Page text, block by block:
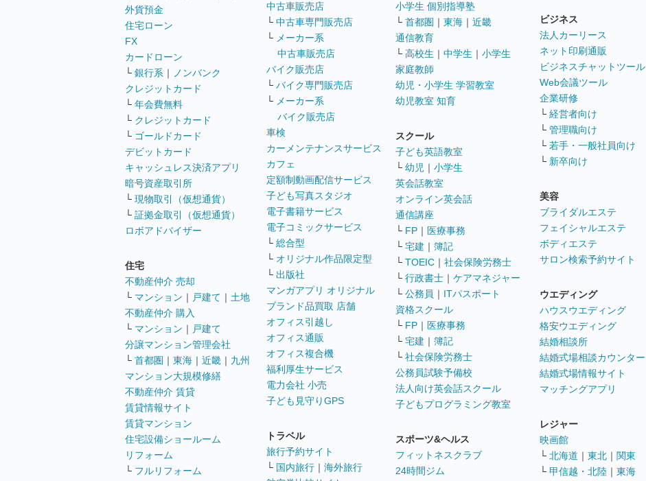
外貨預金
住宅ローン
FX
カードローン
└ 銀行系 ｜
ノンバンク
クレジットカード
└ 年会費無料
└ クレジットカード
└ ゴールドカード
デビットカード
キャッシュレス決済アプリ
暗号資産取引所
└ 現物取引（仮想通貨）
└ 証拠金取引（仮想通貨）
ロボアドバイザー
住宅
不動産仲介 売却
└ マンション ｜ 戸建て ｜ 土地
不動産仲介 購入
└ マンション ｜ 戸建て
分譲マンション管理会社
└ 首都圏 ｜ 東海 ｜ 近畿 ｜ 九州
マンション大規模修繕
不動産仲介 賃貸
賃貸情報サイト
賃貸マンション
住宅設備ショールーム
リフォーム
└ フルリフォーム
中古車販売店
└ 中古車専門販売店
└ メーカー系
中古車販売店
バイク販売店
└ バイク専門販売店
└ メーカー系
バイク販売店
車検
カーメンテナンスサービス
カフェ
定額制動画配信サービス
子ども写真スタジオ
電子書籍サービス
電子コミックサービス
└ 総合型
└ オリジナル作品限定型
└ 出版社
マンガアプリ オリジナル
ブランド品買取 店舗
オフィス引越し
オフィス通販
オフィス複合機
福利厚生サービス
電力会社 小売
子ども見守りGPS
トラベル
旅行予約サイト
└ 国内旅行 ｜ 海外旅行
小学生 個別指導塾
└ 首都圏 ｜ 東海 ｜ 近畿
通信教育
└ 高校生 ｜ 中学生 ｜ 小学生
家庭教師
幼児・小学生 学習教室
幼児教室 知育
スクール
子ども英語教室
└ 幼児 ｜ 小学生
英会話教室
オンライン英会話
通信講座
└ FP ｜ 医療事務
└ 宅建 ｜ 簿記
└ TOEIC ｜ 社会保険労務士
└ 行政書士 ｜ ケアマネジャー
└ 公務員 ｜ ITパスポート
資格スクール
└ FP ｜ 医療事務
└ 宅建 ｜ 簿記
└ 社会保険労務士
公務員試験予備校
法人向け英会話スクール
子どもプログラミング教室
スポーツ&ヘルス
フィットネスクラブ
24時間ジム
ビジネス
法人カーリース
ネット印刷通販
ビジネスチャットツール
Web会議ツール
企業研修
└ 経営者向け
└ 管理職向け
└ 若手・一般社員向け
└ 新卒向け
美容
ブライダルエステ
フェイシャルエステ
ボディエステ
サロン検索予約サイト
ウエディング
ハウスウエディング
格安ウエディング
結婚相談所
結婚式場相談カウンター
結婚式場情報サイト
マッチングアプリ
レジャー
映画館
└ 北海道 ｜ 東北 ｜ 関東
└ 甲信越・北陸 ｜ 東海